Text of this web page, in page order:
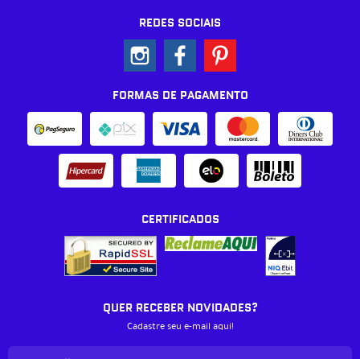
REDES SOCIAIS
FORMAS DE PAGAMENTO
CERTIFICADOS
QUER RECEBER NOVIDADES?
Cadastre seu e-mail aqui!